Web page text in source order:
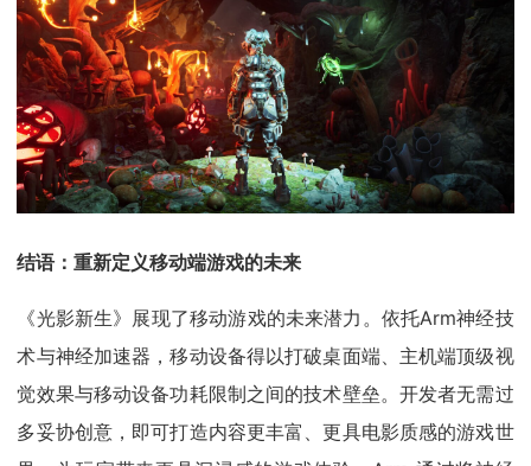
结语：重新定义移动端游戏的未来
《光影新生》展现了移动游戏的未来潜力。依托Arm神经技
术与神经加速器，移动设备得以打破桌面端、主机端顶级视
觉效果与移动设备功耗限制之间的技术壁垒。开发者无需过
多妥协创意，即可打造内容更丰富、更具电影质感的游戏世